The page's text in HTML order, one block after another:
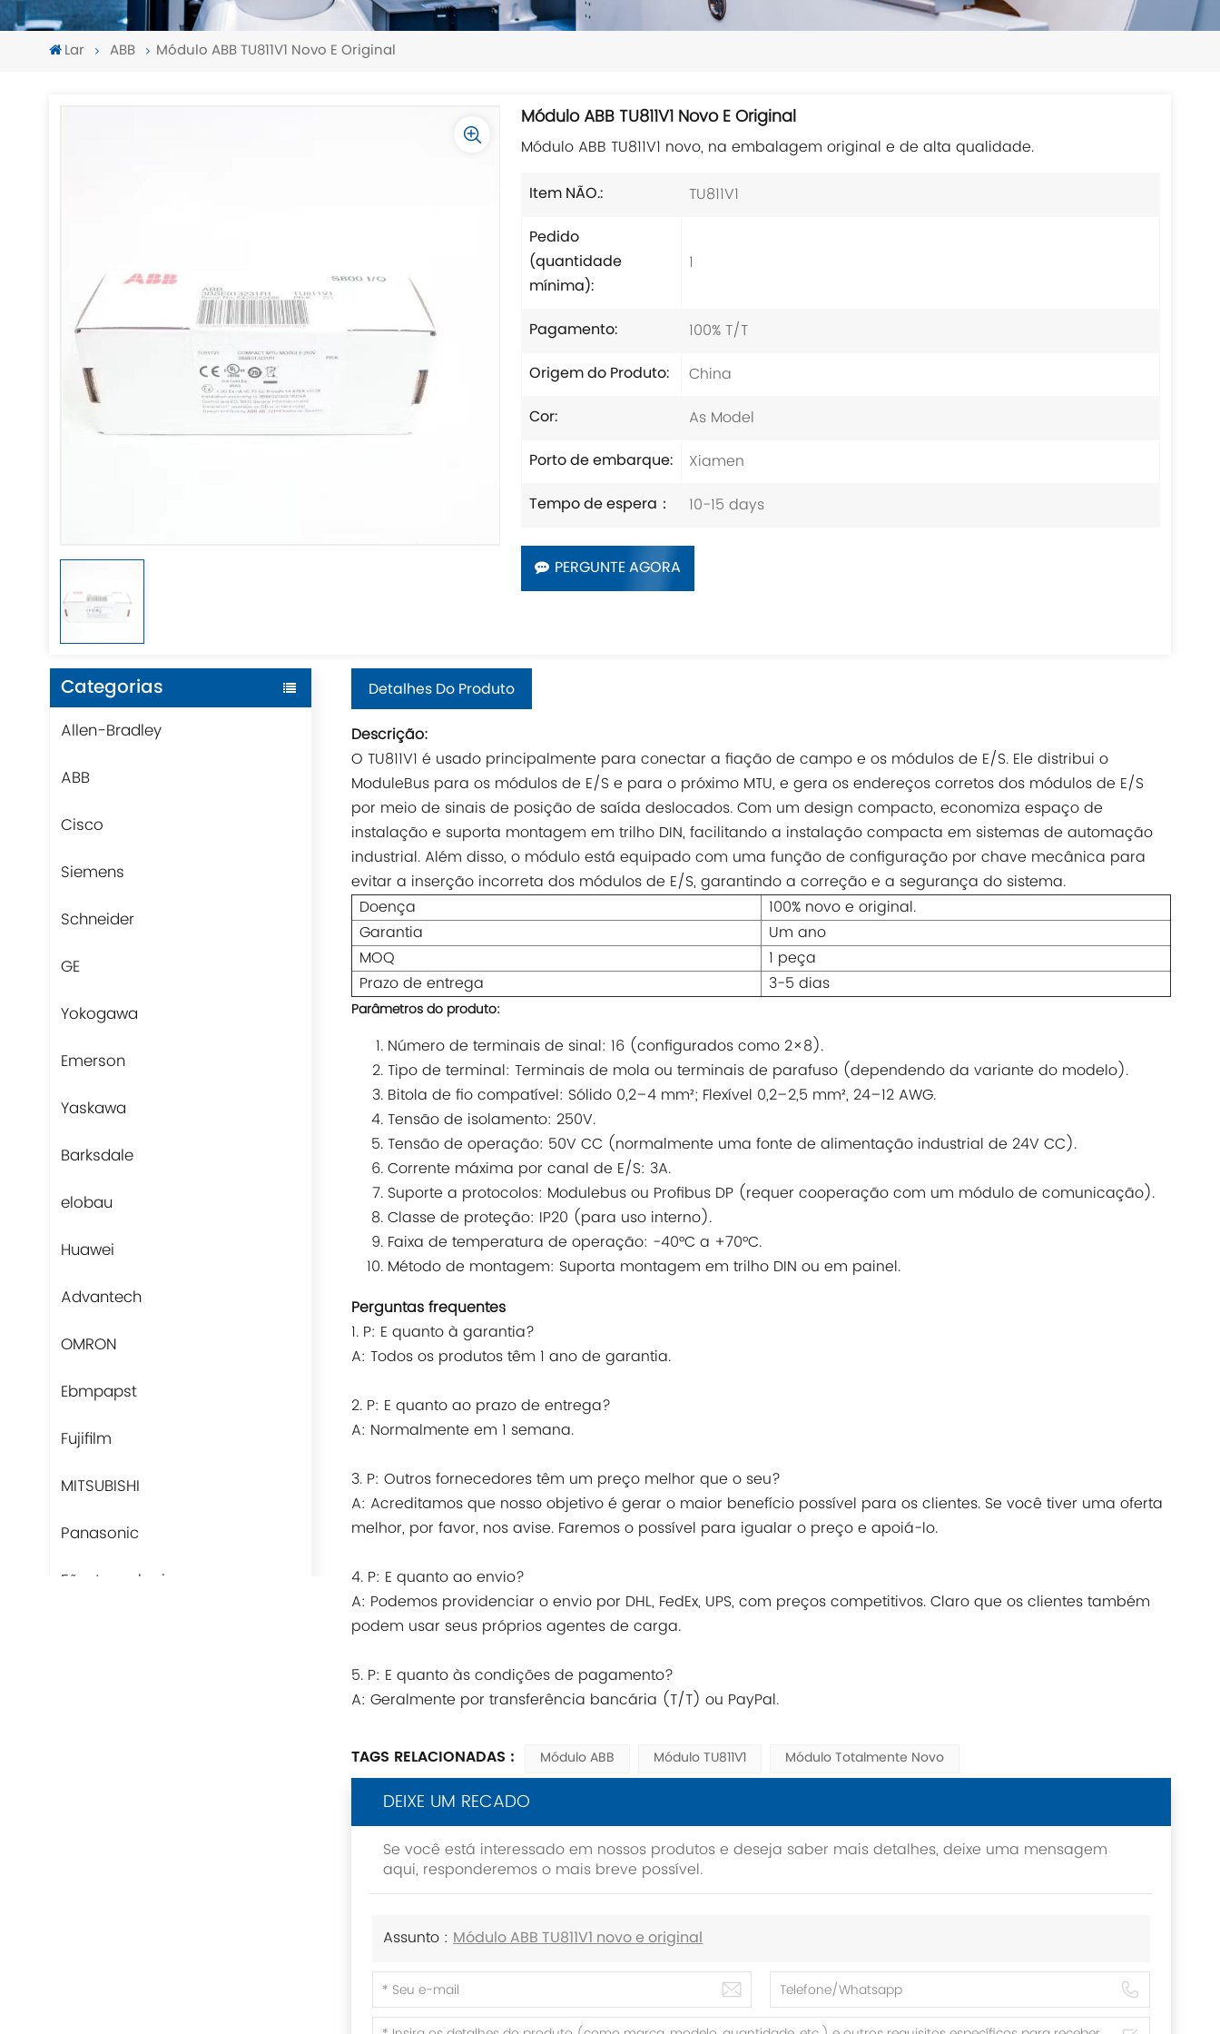
Lar ABB Módulo ABB TU811V1 Novo E Original
Módulo ABB TU811V1 Novo E Original
Módulo ABB TU811V1 novo, na embalagem original e de alta qualidade.
Item NÃO.:
TU811V1
Pedido
(quantidade
mínima):
1
Pagamento:
100% T/T
Origem do Produto:
China
Cor:
As Model
Porto de embarque:
Xiamen
Tempo de espera：
10-15 days
PERGUNTE AGORA
Categorias
Allen-Bradley
ABB
Cisco
Siemens
Schneider
GE
Yokogawa
Emerson
Yaskawa
Barksdale
elobau
Huawei
Advantech
OMRON
Ebmpapst
Fujifilm
MITSUBISHI
Panasonic
Fãs-tecnologia
Detalhes Do Produto
Descrição:
O TU811V1 é usado principalmente para conectar a fiação de campo e os módulos de E/S. Ele distribui o
ModuleBus para os módulos de E/S e para o próximo MTU, e gera os endereços corretos dos módulos de E/S
por meio de sinais de posição de saída deslocados. Com um design compacto, economiza espaço de
instalação e suporta montagem em trilho DIN, facilitando a instalação compacta em sistemas de automação
industrial. Além disso, o módulo está equipado com uma função de configuração por chave mecânica para
evitar a inserção incorreta dos módulos de E/S, garantindo a correção e a segurança do sistema.
Doença
100% novo e original.
Garantia
Um ano
MOQ
1 peça
Prazo de entrega
3-5 dias
Parâmetros do produto:
Número de terminais de sinal: 16 (configurados como 2×8).
Tipo de terminal: Terminais de mola ou terminais de parafuso (dependendo da variante do modelo).
Bitola de fio compatível: Sólido 0,2–4 mm²; Flexível 0,2–2,5 mm², 24–12 AWG.
Tensão de isolamento: 250V.
Tensão de operação: 50V CC (normalmente uma fonte de alimentação industrial de 24V CC).
Corrente máxima por canal de E/S: 3A.
Suporte a protocolos: Modulebus ou Profibus DP (requer cooperação com um módulo de comunicação).
Classe de proteção: IP20 (para uso interno).
Faixa de temperatura de operação: -40°C a +70°C.
Método de montagem: Suporta montagem em trilho DIN ou em painel.
Perguntas frequentes
1. P: E quanto à garantia?
A: Todos os produtos têm 1 ano de garantia.
2. P: E quanto ao prazo de entrega?
A: Normalmente em 1 semana.
3. P: Outros fornecedores têm um preço melhor que o seu?
A: Acreditamos que nosso objetivo é gerar o maior benefício possível para os clientes. Se você tiver uma oferta
melhor, por favor, nos avise. Faremos o possível para igualar o preço e apoiá-lo.
4. P: E quanto ao envio?
A: Podemos providenciar o envio por DHL, FedEx, UPS, com preços competitivos. Claro que os clientes também
podem usar seus próprios agentes de carga.
5. P: E quanto às condições de pagamento?
A: Geralmente por transferência bancária (T/T) ou PayPal.
TAGS RELACIONADAS : Módulo ABB Módulo TU811V1 Módulo Totalmente Novo
DEIXE UM RECADO
Se você está interessado em nossos produtos e deseja saber mais detalhes, deixe uma mensagem
aqui, responderemos o mais breve possível.
Assunto :Módulo ABB TU811V1 novo e original